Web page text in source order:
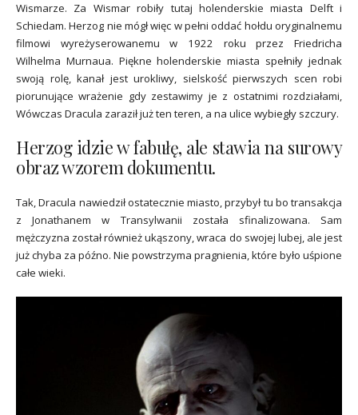
Wismarze. Za Wismar robiły tutaj holenderskie miasta Delft i
Schiedam. Herzog nie mógł więc w pełni oddać hołdu oryginalnemu
filmowi wyreżyserowanemu w 1922 roku przez Friedricha
Wilhelma Murnaua. Piękne holenderskie miasta spełniły jednak
swoją rolę, kanał jest urokliwy, sielskość pierwszych scen robi
piorunujące wrażenie gdy zestawimy je z ostatnimi rozdziałami,
Wówczas Dracula zaraził już ten teren, a na ulice wybiegły szczury.
Herzog idzie w fabułę, ale stawia na surowy
obraz wzorem dokumentu.
Tak, Dracula nawiedził ostatecznie miasto, przybył tu bo transakcja
z Jonathanem w Transylwanii została sfinalizowana. Sam
mężczyzna został również ukąszony, wraca do swojej lubej, ale jest
już chyba za późno. Nie powstrzyma pragnienia, które było uśpione
całe wieki.